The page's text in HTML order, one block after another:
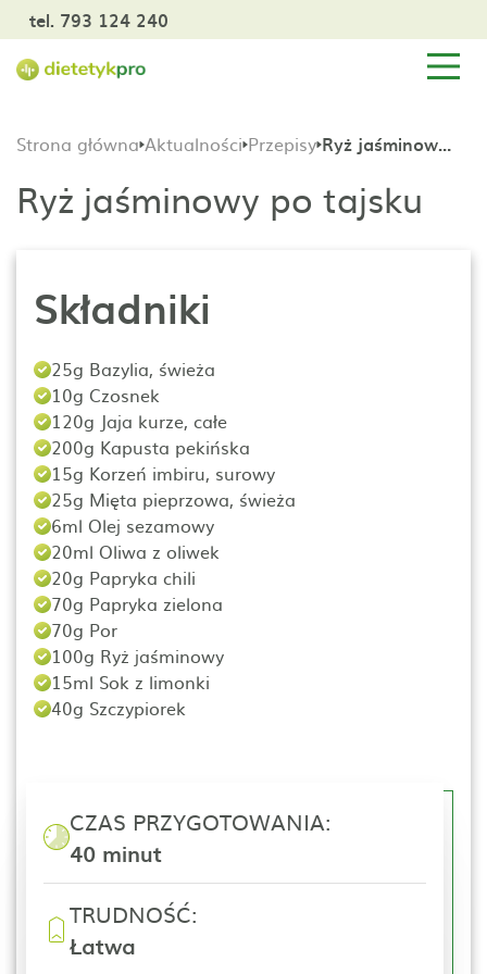
tel. 793 124 240
Strona główna Aktualności Przepisy Ryż jaśminowy po tajsku
Ryż jaśminowy po tajsku
Składniki
25g Bazylia, świeża
10g Czosnek
120g Jaja kurze, całe
200g Kapusta pekińska
15g Korzeń imbiru, surowy
25g Mięta pieprzowa, świeża
6ml Olej sezamowy
20ml Oliwa z oliwek
20g Papryka chili
70g Papryka zielona
70g Por
100g Ryż jaśminowy
15ml Sok z limonki
40g Szczypiorek
CZAS PRZYGOTOWANIA:
40 minut
TRUDNOŚĆ:
Łatwa